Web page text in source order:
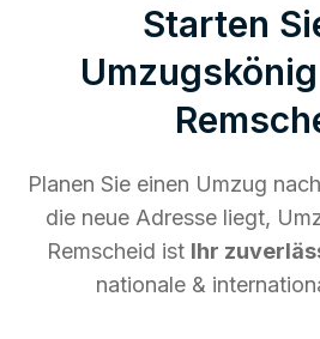
Starten
Planen Sie einen Umzug
die neue Adresse liegt,
Remscheid ist Ihr
nationale &